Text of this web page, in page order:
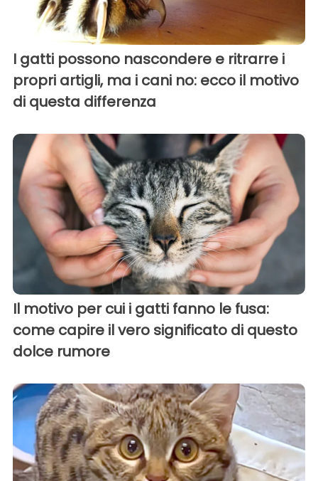
I gatti possono nascondere e ritrarre i
propri artigli, ma i cani no: ecco il motivo
di questa differenza
Il motivo per cui i gatti fanno le fusa:
come capire il vero significato di questo
dolce rumore